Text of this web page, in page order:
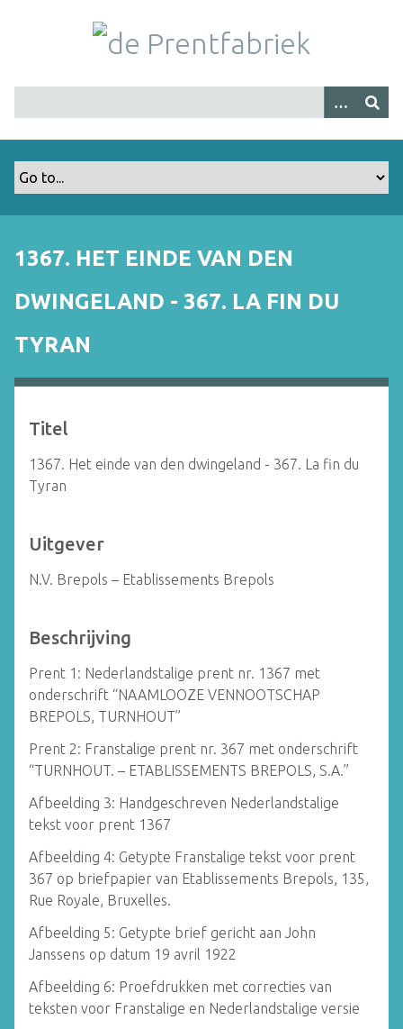
h
1367. HET EINDE VAN DEN
DWINGELAND - 367. LA FIN DU
TYRAN
Titel
1367. Het einde van den dwingeland - 367. La fin du
Tyran
Uitgever
N.V. Brepols – Etablissements Brepols
Beschrijving
Prent 1: Nederlandstalige prent nr. 1367 met
onderschrift “NAAMLOOZE VENNOOTSCHAP
BREPOLS, TURNHOUT”
Prent 2: Franstalige prent nr. 367 met onderschrift
“TURNHOUT. – ETABLISSEMENTS BREPOLS, S.A.”
Afbeelding 3: Handgeschreven Nederlandstalige
tekst voor prent 1367
Afbeelding 4: Getypte Franstalige tekst voor prent
367 op briefpapier van Etablissements Brepols, 135,
Rue Royale, Bruxelles.
Afbeelding 5: Getypte brief gericht aan John
Janssens op datum 19 avril 1922
Afbeelding 6: Proefdrukken met correcties van
teksten voor Franstalige en Nederlandstalige versie